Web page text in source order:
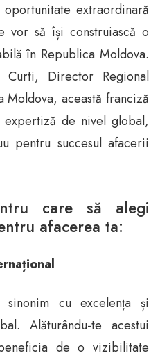
extraordinară
vor să își construiască o
în Republica Moldova.
Curti, Director Regional
Moldova, această franciză
de nivel global,
pentru succesul afacerii
care să alegi
afacerea ta:
cu excelența și
Alăturându-te acestui
de o vizibilitate